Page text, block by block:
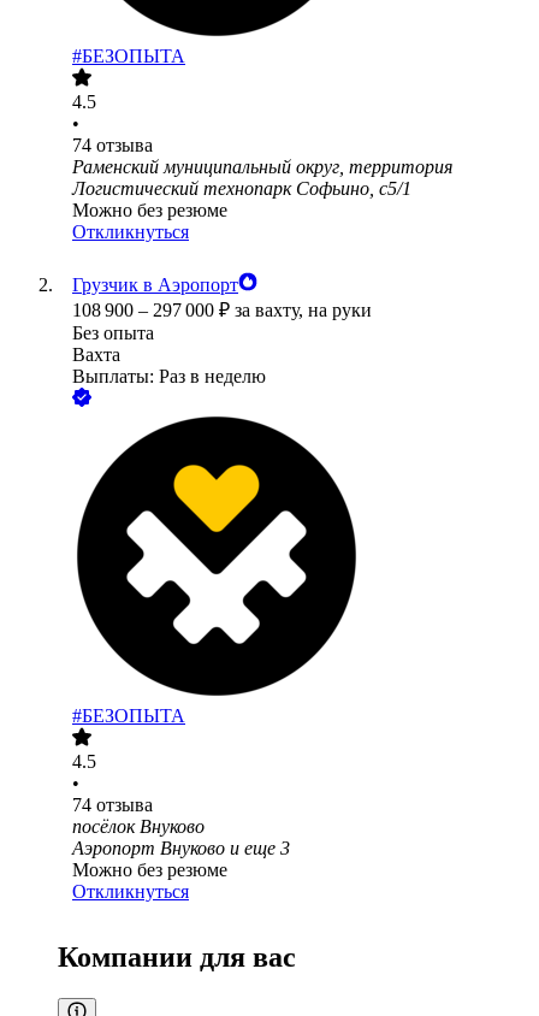
#БЕЗОПЫТА
4.5
•
74 отзыва
Раменский муниципальный округ, территория
Логистический технопарк Софьино, с5/1
Можно без резюме
Откликнуться
Грузчик в Аэропорт
108 900 – 297 000 ₽ за вахту, на руки
Без опыта
Вахта
Выплаты: Раз в неделю
#БЕЗОПЫТА
4.5
•
74 отзыва
посёлок Внуково
Аэропорт Внуково и еще 3
Можно без резюме
Откликнуться
Компании для вас